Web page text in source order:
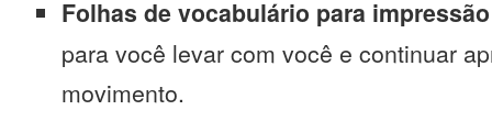
Folhas de vocabulário para impressão
para você levar com você e continuar
movimento.